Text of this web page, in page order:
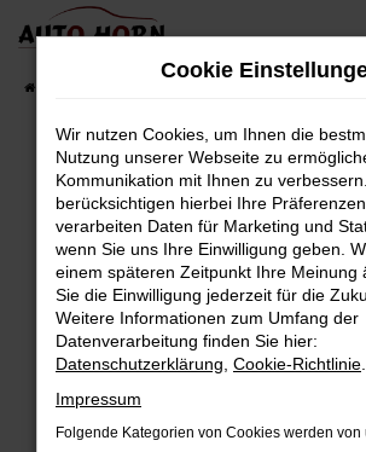
Zum
springen
Fahrzeugbestand
Fehler: Network Error
Beim Laden ist ein Fehler
Hier sind ein paar Tipps, die dir
Überprüfe deine Firewall und
Internetverbindung.
Laden andere Webseiten, zum
Suchmaschine?
Prüfe deine
Cookie
Wir nutzen Cookies, um Ihnen die
Nutzung unserer Webseite zu
Kommunikation mit Ihnen zu
berücksichtigen hierbei Ihre
verarbeiten Daten für Marketing und
wenn Sie uns Ihre Einwilligung geben.
einem späteren Zeitpunkt Ihre Meinung
Sie die Einwilligung jederzeit für die
Weitere Informationen zum Umfang der
Datenverarbeitung finden Sie hier:
Datenschutzerklärung Cookie-Richtlinie
Impressum
Folgende Kategorien von Cookies werden von